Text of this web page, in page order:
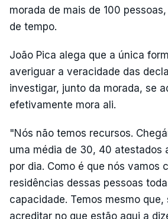
morada de mais de 100
de tempo.
João Pica alega que a única
averiguar a veracidade das
investigar, junto da morada, se
efetivamente mora ali.
"Nós não temos recursos.
uma média de 30, 40 atestados
por dia. Como é que nós vamos
residências dessas pessoas
capacidade. Temos mesmo
acreditar no que estão aqui a